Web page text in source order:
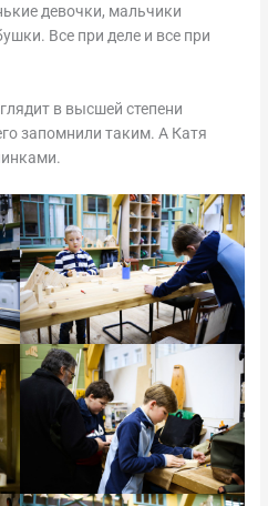
девочки, мальчики
Все при деле и все при
в высшей степени
запомнили таким. А Катя